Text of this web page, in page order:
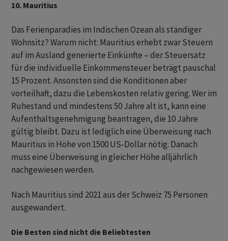
10. Mauritius
Das Ferienparadies im Indischen Ozean als ständiger
Wohnsitz? Warum nicht: Mauritius erhebt zwar Steuern
auf im Ausland generierte Einkünfte – der Steuersatz
für die individuelle Einkommensteuer beträgt pauschal
15 Prozent. Ansonsten sind die Konditionen aber
vorteilhaft, dazu die Lebenskosten relativ gering. Wer im
Ruhestand und mindestens 50 Jahre alt ist, kann eine
Aufenthaltsgenehmigung beantragen, die 10 Jahre
gültig bleibt. Dazu ist lediglich eine Überweisung nach
Mauritius in Höhe von 1500 US-Dollar nötig. Danach
muss eine Überweisung in gleicher Höhe alljährlich
nachgewiesen werden.
Nach Mauritius sind 2021 aus der Schweiz 75 Personen
ausgewandert.
Die Besten sind nicht die Beliebtesten